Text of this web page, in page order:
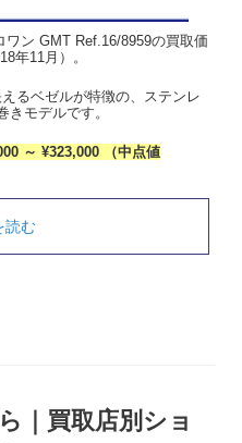
ワン GMT Ref.16/8959の買取価
年11月）。
るベゼルが特徴の、ステンレ
きモデルです。
～ ¥323,000 （中点値
読む
｜買取店別ショ